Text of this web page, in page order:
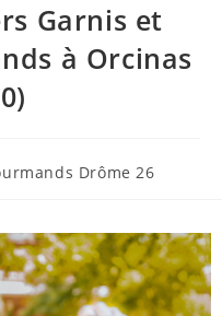
Garnis et
à Orcinas
Drôme 26